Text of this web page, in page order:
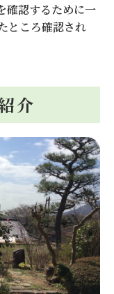
確認するために一
ところ確認され
介